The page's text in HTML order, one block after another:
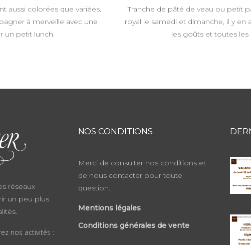
aussi colorées que variées.
à merveille avec une
un petit lunch.
Tranche de pâté de veau ou petit
royal le samedi et dimanche, il y en
les goûts et toutes les
réseaux
un peu plus
nos activités :
NOS CONDITIONS
Merci de consulter nos conditions et
de nous contacter pour toute
question.
Mentions légales
Conditions générales de vente